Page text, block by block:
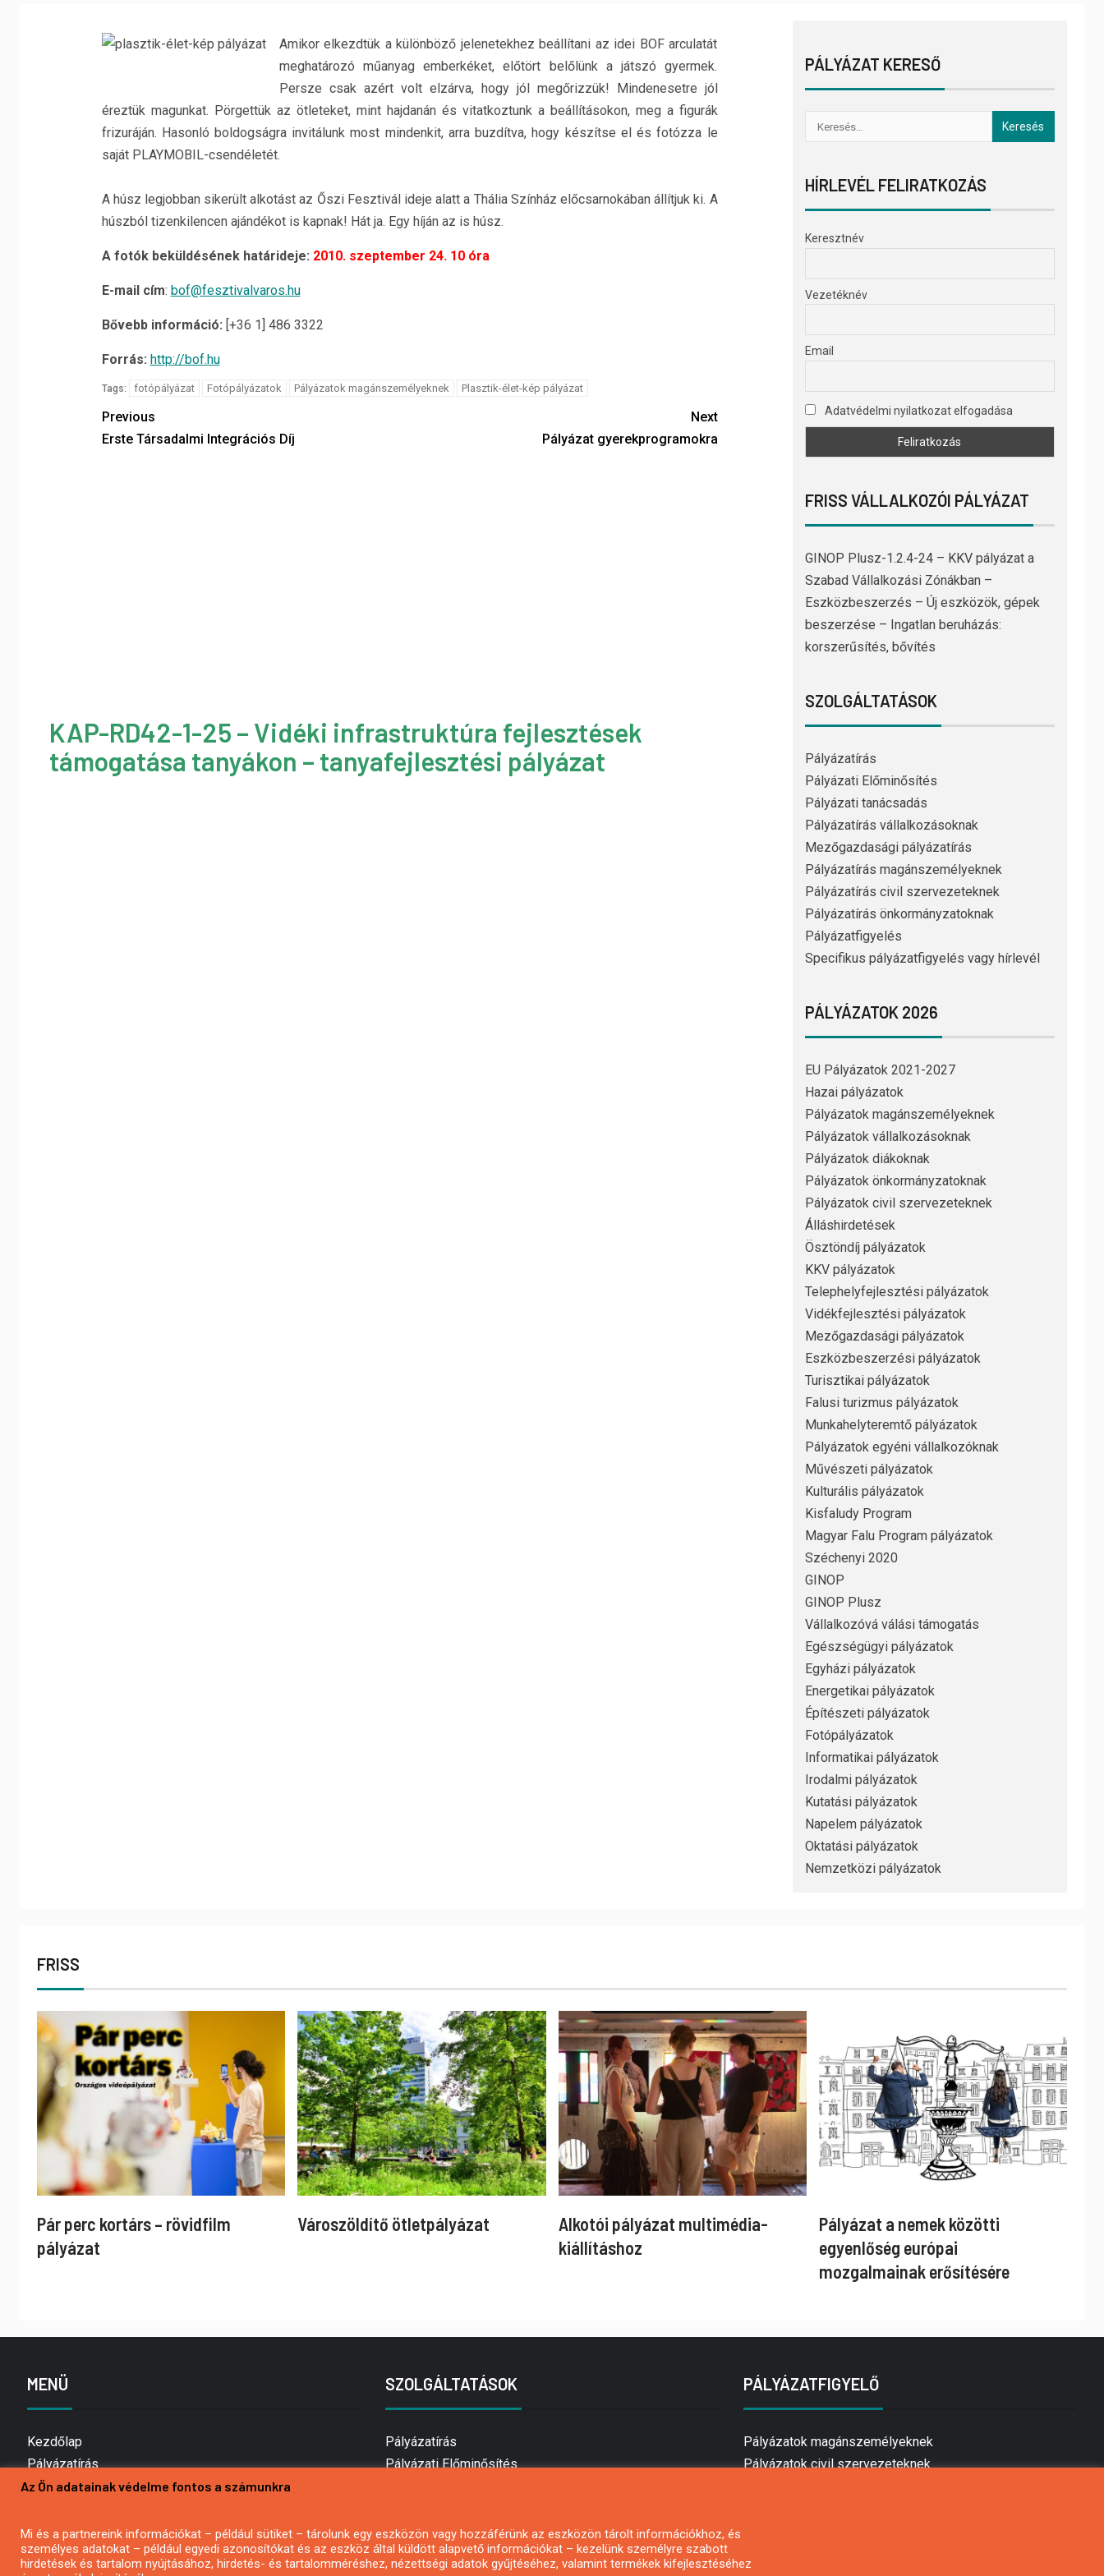
Amikor elkezdtük a különböző jelenetekhez beállítani az idei BOF arculatát
meghatározó műanyag emberkéket, előtört belőlünk a játszó gyermek.
Persze csak azért volt elzárva, hogy jól megőrizzük! Mindenesetre jól
éreztük magunkat. Pörgettük az ötleteket, mint hajdanán és vitatkoztunk a beállításokon, meg a figurák
frizuráján. Hasonló boldogságra invitálunk most mindenkit, arra buzdítva, hogy készítse el és fotózza le
saját PLAYMOBIL-csendéletét.
A húsz legjobban sikerült alkotást az Őszi Fesztivál ideje alatt a Thália Színház előcsarnokában állítjuk ki. A
húszból tizenkilencen ajándékot is kapnak! Hát ja. Egy híján az is húsz.
A fotók beküldésének határideje: 2010. szeptember 24. 10 óra
E-mail cím: bof@fesztivalvaros.hu
Bővebb információ: [+36 1] 486 3322
Forrás: http://bof.hu
Tags: fotópályázat Fotópályázatok Pályázatok magánszemélyeknek Plasztik-élet-kép pályázat
Previous
Erste Társadalmi Integrációs Díj
Next
Pályázat gyerekprogramokra
KAP-RD42-1-25 – Vidéki infrastruktúra fejlesztések
támogatása tanyákon – tanyafejlesztési pályázat
PÁLYÁZAT KERESŐ
HÍRLEVÉL FELIRATKOZÁS
Keresztnév
Vezetéknév
Email
Adatvédelmi nyilatkozat elfogadása
FRISS VÁLLALKOZÓI PÁLYÁZAT
GINOP Plusz-1.2.4-24 – KKV pályázat a
Szabad Vállalkozási Zónákban –
Eszközbeszerzés – Új eszközök, gépek
beszerzése – Ingatlan beruházás:
korszerűsítés, bővítés
SZOLGÁLTATÁSOK
Pályázatírás
Pályázati Előminősítés
Pályázati tanácsadás
Pályázatírás vállalkozásoknak
Mezőgazdasági pályázatírás
Pályázatírás magánszemélyeknek
Pályázatírás civil szervezeteknek
Pályázatírás önkormányzatoknak
Pályázatfigyelés
Specifikus pályázatfigyelés vagy hírlevél
PÁLYÁZATOK 2026
EU Pályázatok 2021-2027
Hazai pályázatok
Pályázatok magánszemélyeknek
Pályázatok vállalkozásoknak
Pályázatok diákoknak
Pályázatok önkormányzatoknak
Pályázatok civil szervezeteknek
Álláshirdetések
Ösztöndíj pályázatok
KKV pályázatok
Telephelyfejlesztési pályázatok
Vidékfejlesztési pályázatok
Mezőgazdasági pályázatok
Eszközbeszerzési pályázatok
Turisztikai pályázatok
Falusi turizmus pályázatok
Munkahelyteremtő pályázatok
Pályázatok egyéni vállalkozóknak
Művészeti pályázatok
Kulturális pályázatok
Kisfaludy Program
Magyar Falu Program pályázatok
Széchenyi 2020
GINOP
GINOP Plusz
Vállalkozóvá válási támogatás
Egészségügyi pályázatok
Egyházi pályázatok
Energetikai pályázatok
Építészeti pályázatok
Fotópályázatok
Informatikai pályázatok
Irodalmi pályázatok
Kutatási pályázatok
Napelem pályázatok
Oktatási pályázatok
Nemzetközi pályázatok
FRISS
Pár perc kortárs – rövidfilm
pályázat
Városzöldítő ötletpályázat
Alkotói pályázat multimédia-
kiállításhoz
Pályázat a nemek közötti
egyenlőség európai
mozgalmainak erősítésére
MENÜ
Kezdőlap
Pályázatírás
Bemutatkozás
Hírlevél feliratkozás
Impresszum
SZOLGÁLTATÁSOK
Pályázatírás
Pályázati Előminősítés
Mezőgazdasági pályázatírás
Pályázatírás magánszemélyeknek
PÁLYÁZATFIGYELŐ
Pályázatok magánszemélyeknek
Pályázatok civil szervezeteknek
Az Ön adatainak védelme fontos a számunkra
Mi és a partnereink információkat – például sütiket – tárolunk egy eszközön vagy hozzáférünk az eszközön tárolt információkhoz, és
személyes adatokat – például egyedi azonosítókat és az eszköz által küldött alapvető információkat – kezelünk személyre szabott
hirdetések és tartalom nyújtásához, hirdetés- és tartalomméréshez, nézettségi adatok gyűjtéséhez, valamint termékek kifejlesztéséhez